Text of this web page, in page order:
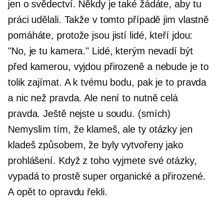
jen o svědectví. Někdy je také žádáte, aby tu
práci udělali. Takže v tomto případě jim vlastně
pomáháte, protože jsou jistí lidé, kteří jdou:
"No, je tu kamera." Lidé, kterým nevadí být
před kamerou, vyjdou přirozeně a nebude je to
tolik zajímat. A k tvému ​​bodu, pak je to pravda
a nic než pravda. Ale není to nutně celá
pravda. Ještě nejste u soudu. (smích)
Nemyslím tím, že klameš, ale ty otázky jen
kladeš způsobem, že byly vytvořeny jako
prohlášení. Když z toho vyjmete své otázky,
vypadá to prostě super organické a přirozené.
A opět to opravdu řekli.